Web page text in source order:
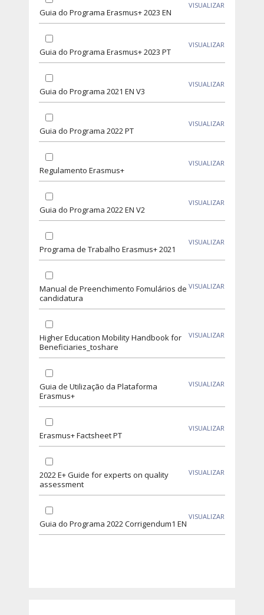
Guia do Programa Erasmus+ 2023 EN
VISUALIZAR
Guia do Programa Erasmus+ 2023 PT
VISUALIZAR
Guia do Programa 2021 EN V3
VISUALIZAR
Guia do Programa 2022 PT
VISUALIZAR
Regulamento Erasmus+
VISUALIZAR
Guia do Programa 2022 EN V2
VISUALIZAR
Programa de Trabalho Erasmus+ 2021
VISUALIZAR
Manual de Preenchimento Fomulários de
candidatura
VISUALIZAR
Higher Education Mobility Handbook for
Beneficiaries_toshare
VISUALIZAR
Guia de Utilização da Plataforma
Erasmus+
VISUALIZAR
Erasmus+ Factsheet PT
VISUALIZAR
2022 E+ Guide for experts on quality
assessment
VISUALIZAR
Guia do Programa 2022 Corrigendum1 EN
VISUALIZAR